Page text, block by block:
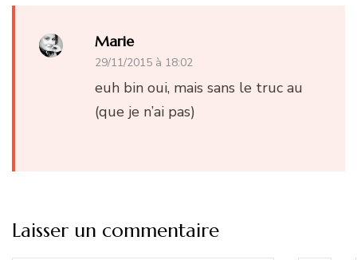
Marie
29/11/2015 à 18:02
euh bin oui, mais sans le truc au
(que je n’ai pas)
Laisser un commentaire